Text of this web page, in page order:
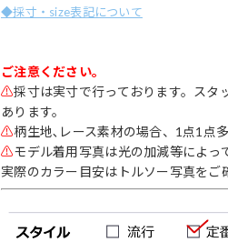
◆採寸・size表記について
ご注意ください。
⚠採寸は実寸で行っております。スタ
あります。
⚠柄生地､レース素材の場合、1点1点
⚠モデル着用写真は光の加減等によっ
実際のカラー目安はトルソー写真をご